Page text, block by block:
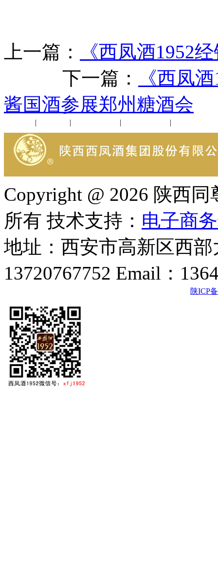
上一篇：
《西凤酒1952
下一篇：
《西凤
酱国酒参展郑州糖酒会
| | | |
Copyright @ 2026 陕西
所有 技术支持： 电子商
地址：西安市高新区西
13720767752 Email：
陕ICP